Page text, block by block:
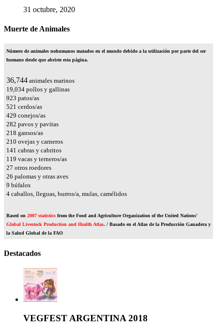
31 octubre, 2020
Muerte de Animales
Número de animales nohumanos matados en el mundo debido a la utilización por parte del ser
humano desde que abriste esta página.
42,808 animales marinos
22,176 pollos y gallinas
1,076patos/as
607 cerdos/as
500 conejos/as
329 pavos y pavitas
254 gansos/as
245 ovejas y carneros
164 cabras y cabritos
139 vacas y terneros/as
31 otros roedores
30 palomas y otras aves
11búfalos
4 caballos, lleguas, burros/a, mulas, camélidos
Based on 2007 statistics from the Food and Agriculture Organization of the United Nations'
Global Livestock Production and Health Atlas. / Basado en el Atlas de la Producción Ganadera y
la Salud Global de la FAO
Destacados
VEGFEST ARGENTINA 2018